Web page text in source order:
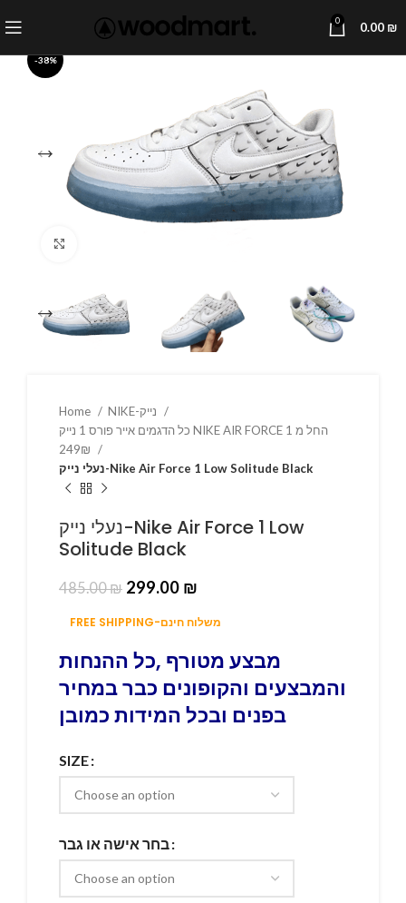
0 0.00 ₪
-38%
Home
כל הדגמים אייר פורס 1 נייק NIKE AIR FORCE 1 החל מ
נעלי נייק-Nike Air Force 1 Low Solitude Black
נעלי נייק-Nike Air Force 1 Low
Solitude Black
485.00₪ 299.00 ₪
FREE SHIPPING-משלוח חינם
מבצע מטורף ,כל ההנחות
והמבצעים והקופונים כבר במחיר
בפנים ובכל המידות כמובן
SIZE
בחר אישה או גבר